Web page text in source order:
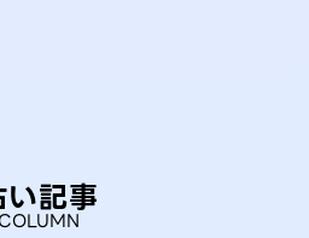
い記事